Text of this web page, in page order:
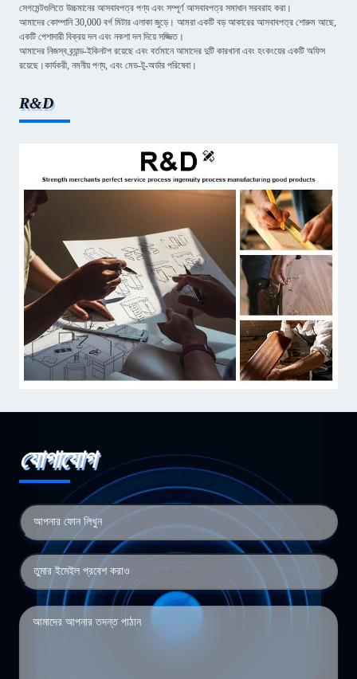
সেগমেন্টগুলিতে উচ্চমানের আসবাবপত্র পণ্য এবং সম্পূর্ণ আসবাবপত্র সমাধান সরবরাহ করা।
আমাদের কোম্পানি 30,000 বর্গ মিটার এলাকা জুড়ে। আমরা একটি বড় আকারের আসবাবপত্র শোরুম আছে,
একটি পেশাদারী বিক্রয় দল এবং নকশা দল দিয়ে সজ্জিত।
আমাদের নিজস্ব ব্র্যান্ড-ইকিনটপ রয়েছে এবং বর্তমানে আমাদের দুটি কারখানা এবং হংকংয়ের একটি অফিস
রয়েছে।কার্যকরী, নমনীয় পণ্য, এবং মেড-টু-অর্ডার পরিষেবা।
R&D
যোগাযোগ